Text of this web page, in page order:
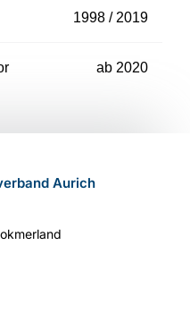
1998 / 2019
ab 2020
Aurich